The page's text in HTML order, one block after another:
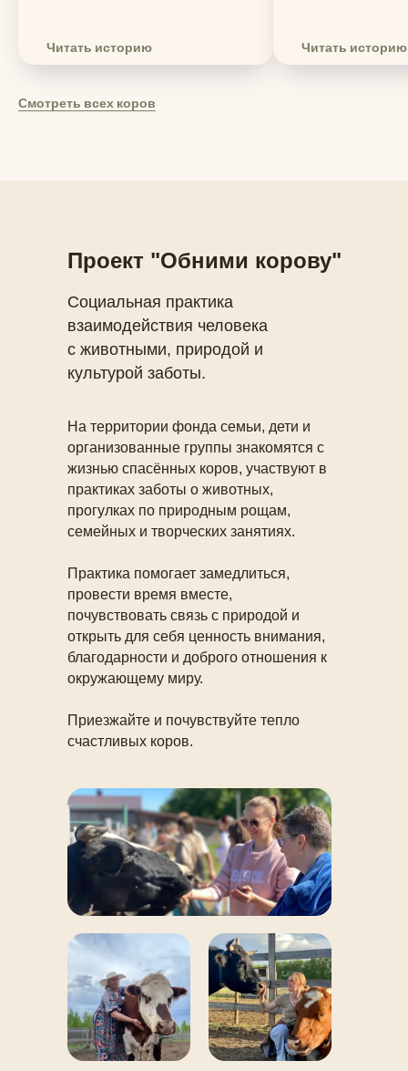
Читать историю Читать историю
Смотреть всех коров
Проект "Обними корову"
Социальная практика
взаимодействия человека
с животными, природой и
культурой заботы.
На территории фонда семьи, дети и
организованные группы знакомятся с
жизнью спасённых коров, участвуют в
практиках заботы о животных,
прогулках по природным рощам,
семейных и творческих занятиях.
Практика помогает замедлиться,
провести время вместе,
почувствовать связь с природой и
открыть для себя ценность внимания,
благодарности и доброго отношения к
окружающему миру.
Приезжайте и почувствуйте тепло
счастливых коров.